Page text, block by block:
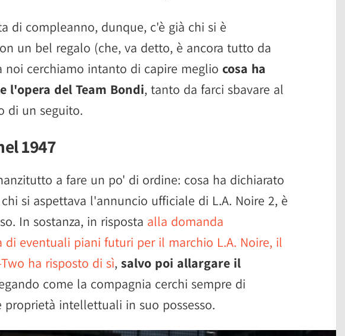
di compleanno, dunque, c'è già chi si è
un bel regalo (che, va detto, è ancora tutto da
noi cerchiamo intanto di capire meglio cosa ha
l'opera del Team Bondi, tanto da farci sbavare al
di un seguito.
1947
a fare un po' di ordine: cosa ha dichiarato
chi si aspettava l'annuncio ufficiale di L.A. Noire 2, è
In sostanza, in risposta alla domanda
di eventuali piani futuri per il marchio L.A. Noire, il
ha risposto di sì, salvo poi allargare il
come la compagnia cerchi sempre di
proprietà intellettuali in suo possesso.